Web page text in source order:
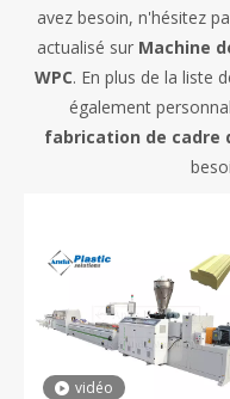
avez besoin, n'hésitez
actualisé sur Machine
WPC. En plus de la liste
également
fabrication de cadre
vidéo